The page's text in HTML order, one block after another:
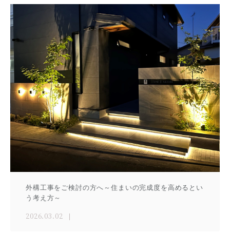
外構工事をご検討の方へ～住まいの完成度を高めるとい
う考え方～
2026.03.02